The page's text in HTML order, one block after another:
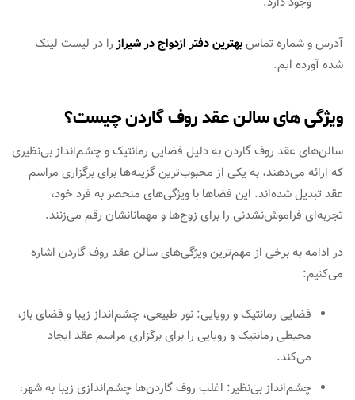
آدرس و شماره تماسبهترین دفتر ازدواج در شیرازرا در لیست لینک
شده آورده ایم.
ویژگی های سالن عقد روف گاردن چیست؟
سالن‌های عقد روف گاردن به دلیل فضایی رمانتیک و چشم‌انداز بی‌نظیری
که ارائه می‌دهند، به یکی از محبوب‌ترین گزینه‌ها برای برگزاری مراسم
عقد تبدیل شده‌اند. این فضاها با ویژگی‌های منحصر به فرد خود،
تجربه‌ای فراموش‌نشدنی را برای زوج‌ها و مهمانانشان رقم می‌زنند.
در ادامه به برخی از مهم‌ترین ویژگی‌های سالن عقد روف گاردن اشاره
می‌کنیم:
فضایی رمانتیک و رویایی: نور طبیعی، چشم‌انداز زیبا و فضای باز،
محیطی رمانتیک و رویایی را برای برگزاری مراسم عقد ایجاد
می‌کند.
چشم‌انداز بی‌نظیر: اغلب روف گاردن‌ها چشم‌اندازی زیبا به شهر،